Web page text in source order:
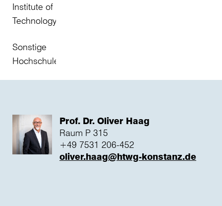
Institute of
Technology
Sonstige
Hochschulen
Prof. Dr. Oliver Haag
Raum P 315
+49 7531 206-452
oliver.haag@htwg-konstanz.de